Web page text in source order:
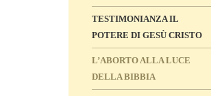
TESTIMONIANZA IL
POTERE DI GESÙ CRISTO
L’ABORTO ALLA LUCE
DELLA BIBBIA